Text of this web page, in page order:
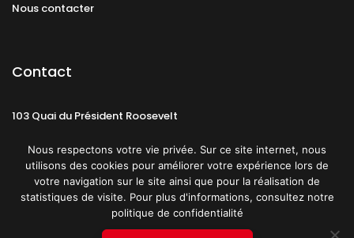
Nous contacter
Contact
103 Quai du Président Roosevelt
CGU Politique de confidentialité
Nous respectons votre vie privée. Sur ce site internet, nous
utilisons des cookies pour améliorer votre expérience lors de
votre navigation sur le site ainsi que pour la réalisation de
statistiques de visite. Pour plus d'informations, consultez notre
politique de confidentialité